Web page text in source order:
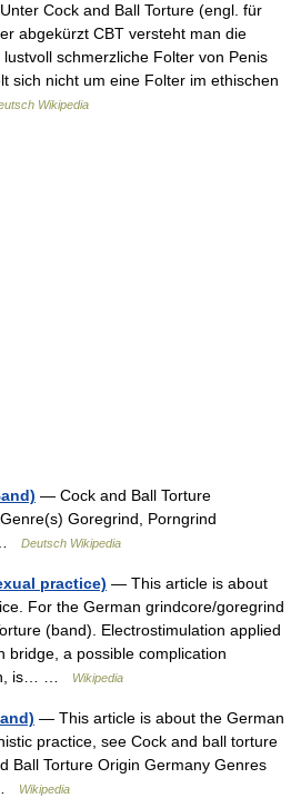
Cock and Ball Torture (engl. für
abgekürzt CBT versteht man die
schmerzliche Folter von Penis
sich nicht um eine Folter im ethischen
Wikipedia
— Cock and Ball Torture
Goregrind, Porngrind
…
Deutsch Wikipedia
practice) — This article is about
For the German grindcore/goregrind
(band). Electrostimulation applied
bridge, a possible complication
is… …
Wikipedia
— This article is about the German
practice, see Cock and ball torture
Ball Torture Origin Germany Genres
Wikipedia